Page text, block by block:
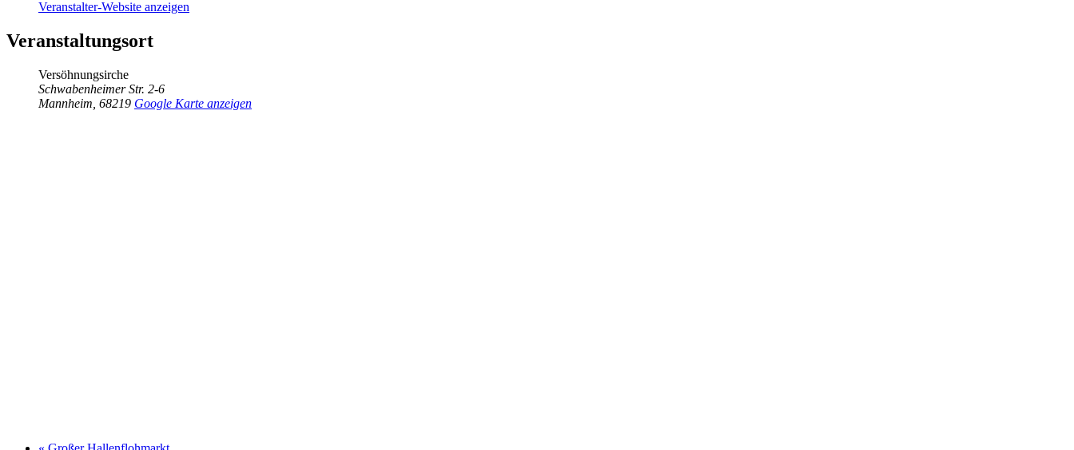
Veranstalter-Website anzeigen
Veranstaltungsort
Versöhnungsirche
Schwabenheimer Str. 2-6
Mannheim 68219 Google Karte anzeigen